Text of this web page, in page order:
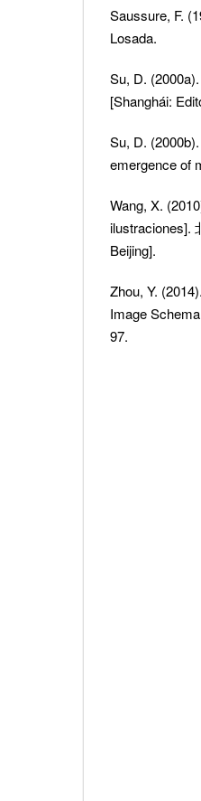
Saussure, F.
Losada.
Su, D.
[Shanghái:
Su, D.
emergence of
Wang, X.
ilustraciones].
Beijing].
Zhou, Y.
Image
97.